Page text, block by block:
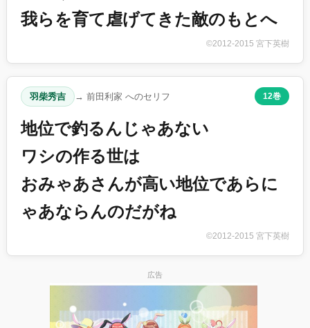
我らを育て虐げてきた敵のもとへ
©2012-2015 宮下英樹
羽柴秀吉 → 前田利家 へのセリフ 12巻
地位で釣るんじゃあない
ワシの作る世は
おみゃあさんが高い地位であらに
ゃあならんのだがね
©2012-2015 宮下英樹
広告